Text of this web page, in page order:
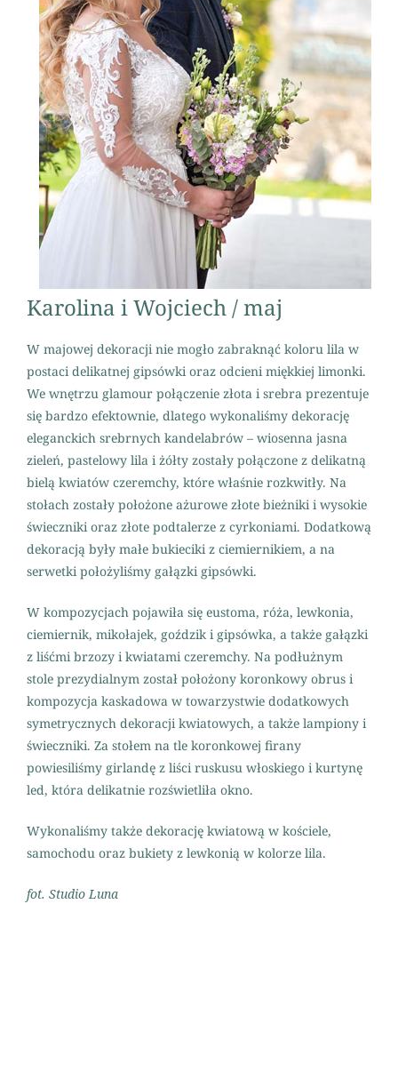
Karolina i Wojciech / maj
W majowej dekoracji nie mogło zabraknąć koloru lila w
postaci delikatnej gipsówki oraz odcieni miękkiej limonki.
We wnętrzu glamour połączenie złota i srebra prezentuje
się bardzo efektownie, dlatego wykonaliśmy dekorację
eleganckich srebrnych kandelabrów – wiosenna jasna
zieleń, pastelowy lila i żółty zostały połączone z delikatną
bielą kwiatów czeremchy, które właśnie rozkwitły. Na
stołach zostały położone ażurowe złote bieżniki i wysokie
świeczniki oraz złote podtalerze z cyrkoniami. Dodatkową
dekoracją były małe bukieciki z ciemiernikiem, a na
serwetki położyliśmy gałązki gipsówki.
W kompozycjach pojawiła się eustoma, róża, lewkonia,
ciemiernik, mikołajek, goździk i gipsówka, a także gałązki
z liśćmi brzozy i kwiatami czeremchy. Na podłużnym
stole prezydialnym został położony koronkowy obrus i
kompozycja kaskadowa w towarzystwie dodatkowych
symetrycznych dekoracji kwiatowych, a także lampiony i
świeczniki. Za stołem na tle koronkowej firany
powiesiliśmy girlandę z liści ruskusu włoskiego i kurtynę
led, która delikatnie rozświetliła okno.
Wykonaliśmy także dekorację kwiatową w kościele,
samochodu oraz bukiety z lewkonią w kolorze lila.
fot. Studio Luna